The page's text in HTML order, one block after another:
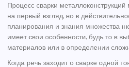
Процесс сварки
на первый взгляд, но в
планирования и знания множества
имеет свои особенности, будь то в
материалов или в определении
Когда речь заходит о сварке одной